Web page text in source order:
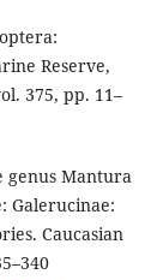
Reserve,
375, pp. 11–
genus Mantura
Galerucinae:
Caucasian